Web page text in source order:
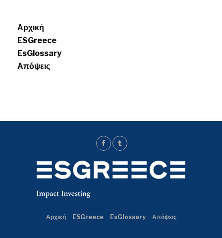
Αρχική
ESGreece
EsGlossary
Απόψεις
Αρχική ESGreece EsGlossary Απόψεις